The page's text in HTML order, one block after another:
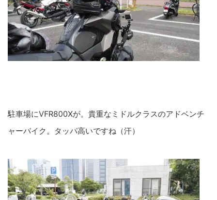
駐車場にVFR800Xが。貴重なミドルクラスのアドベンチ
ャーバイク。タッパ高いですね（汗）